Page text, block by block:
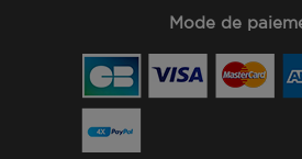
Mode de